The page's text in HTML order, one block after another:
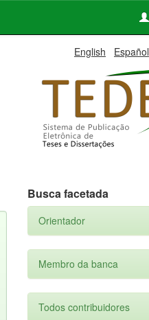
English Español
Busca facetada
Orientador
Membro da banca
Todos contribuidores